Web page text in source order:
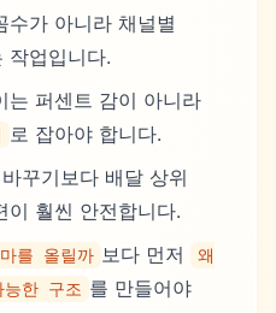
수가 아니라 채널별
작업입니다.
는 퍼센트 감이 아니라
로 잡아야 합니다.
꾸기보다 배달 상위
이 훨씬 안전합니다.
를 올릴까 보다 먼저
왜
한 구조 를 만들어야